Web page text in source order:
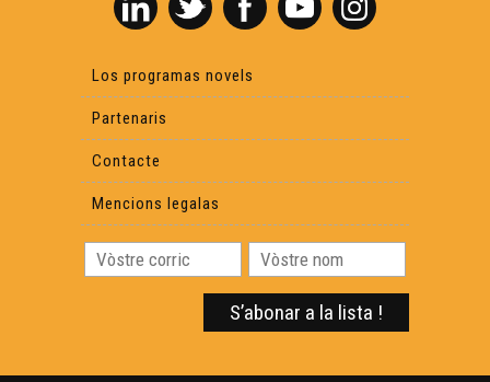
Los programas novels
Partenaris
Contacte
Mencions legalas